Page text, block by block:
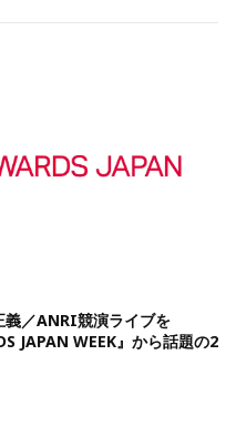
義／ANRI競演ライブを
JAPAN WEEK』から話題の2